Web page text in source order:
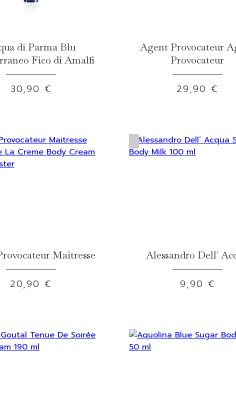
di Parma Blu
Fico di Amalfi
30,90 €
Agent Provocateur
Provocateur
29,90 €
Maitresse
20,90 €
Alessandro Dell´
9,90 €